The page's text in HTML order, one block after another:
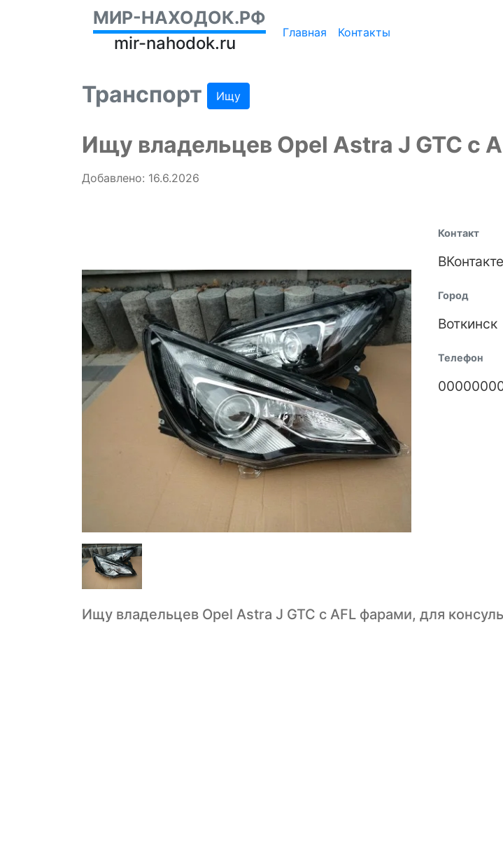
МИР-НАХОДОК.РФ
mir-nahodok.ru
Главная Контакты
Транспорт Ищу
Ищу владельцев Opel Astra J GTC с
Добавлено: 16.6.2026
Контакт
Город
Воткинск
Телефон
Ищу владельцев Opel Astra J GTC с AFL фарами, для